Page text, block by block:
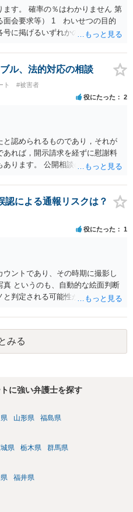
問われることはないでしょう。
す。 確率の％はわかりません 第
面会要求等） 1 わいせつの目的
に掲げるいずれかの行為をした
まれた者に限る。）は、一年以
に処する。 一 威迫し、偽計を用
。 二 拒まれたにもかかわらず、
銭その他の利益を供与し、又は
要求すること。 2前項の罪を犯
歳未満の者と面会をした者は、
金に処する。
ル、法的対応の相談
ト #被害者
役にたった 2
認められるものであり，それが
れば，開示請求を経ずに慰謝料
ります。 公開相談の場では回答
。
による通報リスクは？
役にたった 1
ントであり、その時期に撮影し
というのも、自動的な絵面判断
判定される可能性があります。
みる
に強い弁護士を探す
山形県 福島県
県 栃木県 群馬県
福井県